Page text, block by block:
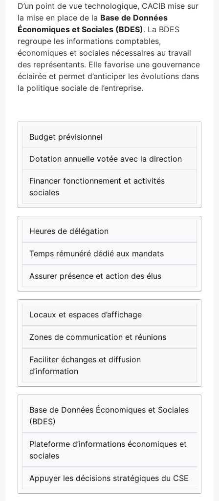
D’un point de vue technologique, CACIB mise sur
la mise en place de la Base de Données
Économiques et Sociales (BDES). La BDES
regroupe les informations comptables,
économiques et sociales nécessaires au travail
des représentants. Elle favorise une gouvernance
éclairée et permet d’anticiper les évolutions dans
la politique sociale de l’entreprise.
RESSOURCE
DESCRIPTION
OBJECTIF
Budget prévisionnel
Dotation annuelle votée avec la direction
Financer fonctionnement et activités
sociales
Heures de délégation
Temps rémunéré dédié aux mandats
Assurer présence et action des élus
Locaux et espaces d’affichage
Zones de communication et réunions
Faciliter échanges et diffusion
d’information
Base de Données Économiques et Sociales
(BDES)
Plateforme d’informations économiques et
sociales
Appuyer les décisions stratégiques du CSE